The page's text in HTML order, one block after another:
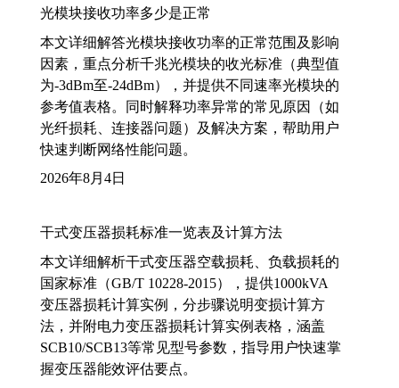
光模块接收功率多少是正常
本文详细解答光模块接收功率的正常范围及影响
因素，重点分析千兆光模块的收光标准（典型值
为-3dBm至-24dBm），并提供不同速率光模块的
参考值表格。同时解释功率异常的常见原因（如
光纤损耗、连接器问题）及解决方案，帮助用户
快速判断网络性能问题。
2026年8月4日
干式变压器损耗标准一览表及计算方法
本文详细解析干式变压器空载损耗、负载损耗的
国家标准（GB/T 10228-2015），提供1000kVA
变压器损耗计算实例，分步骤说明变损计算方
法，并附电力变压器损耗计算实例表格，涵盖
SCB10/SCB13等常见型号参数，指导用户快速掌
握变压器能效评估要点。